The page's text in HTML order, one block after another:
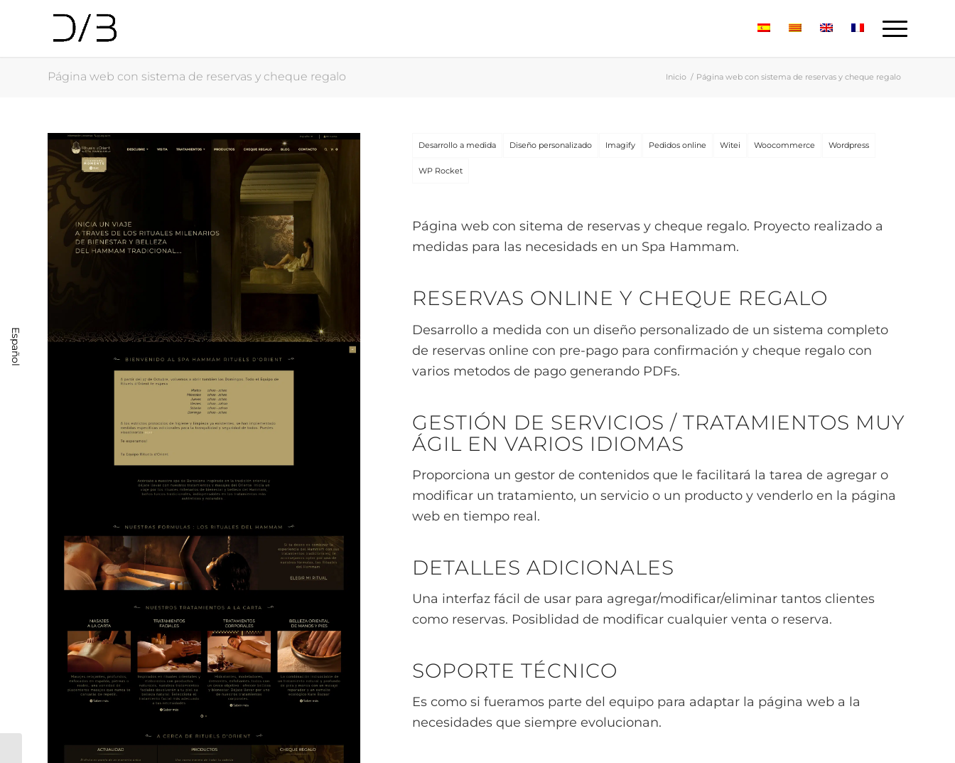
Página web con sistema de reservas y cheque regalo Inicio / Página web con sistema de reservas y cheque regalo
Desarrollo a medida Diseño personalizado Imagify Pedidos online Witei Woocommerce Wordpress
WP Rocket
Página web con sitema de reservas y cheque regalo. Proyecto realizado a
medidas para las necesidads en un Spa Hammam.
RESERVAS ONLINE Y CHEQUE REGALO
Desarrollo a medida con un diseño personalizado de un sistema completo
de reservas online con pre-pago para confirmación y cheque regalo con
varios metodos de pago generando PDFs.
GESTIÓN DE SERVICIOS / TRATAMIENTOS MUY
ÁGIL EN VARIOS IDIOMAS
Proporciona un gestor de contenidos que le facilitará la tarea de agregar o
modificar un tratamiento, un servicio o un producto y venderlo en la página
web en tiempo real.
DETALLES ADICIONALES
Una interfaz fácil de usar para agregar/modificar/eliminar tantos clientes
como reservas. Posiblidad de modificar cualquier venta o reserva.
SOPORTE TÉCNICO
Es como si fueramos parte del equipo para adaptar la página web a la
necesidades que siempre evolucionan.
Página web pizzería
Español